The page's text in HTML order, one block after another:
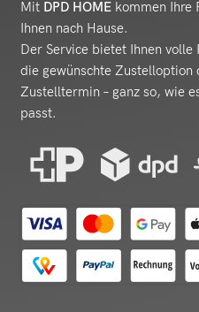
Mit DPD HOME kommen Ihre
Ihnen nach Hause.
Der Service bietet Ihnen
die gewünschte Zustelloption
Zustelltermin – ganz so, wie
passt.